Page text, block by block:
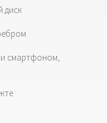
диск
смартфоном,